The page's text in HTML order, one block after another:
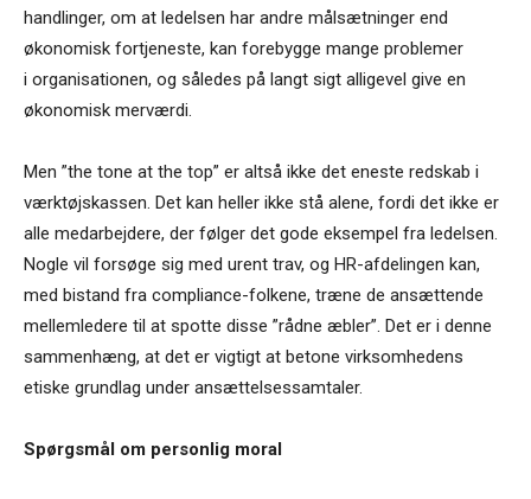
handlinger, om at ledelsen har andre målsætninger end
økonomisk fortjeneste, kan forebygge mange problemer
i organisationen, og således på langt sigt alligevel give en
økonomisk merværdi.
Men ”the tone at the top” er altså ikke det eneste redskab i
værktøjskassen. Det kan heller ikke stå alene, fordi det ikke er
alle medarbejdere, der følger det gode eksempel fra ledelsen.
Nogle vil forsøge sig med urent trav, og HR-afdelingen kan,
med bistand fra compliance-folkene, træne de ansættende
mellemledere til at spotte disse ”rådne æbler”. Det er i denne
sammenhæng, at det er vigtigt at betone virksomhedens
etiske grundlag under ansættelsessamtaler.
Spørgsmål om personlig moral